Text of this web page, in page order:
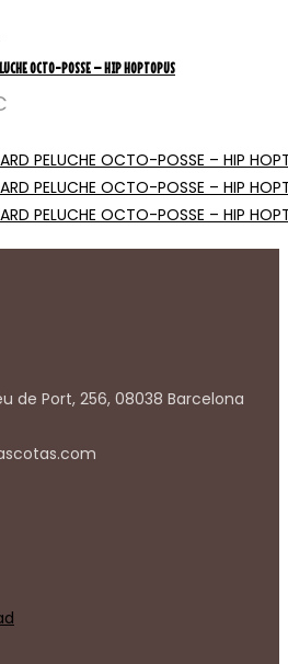
OCTO-POSSE – HIP HOPTOPUS
de Port, 256, 08038 Barcelona